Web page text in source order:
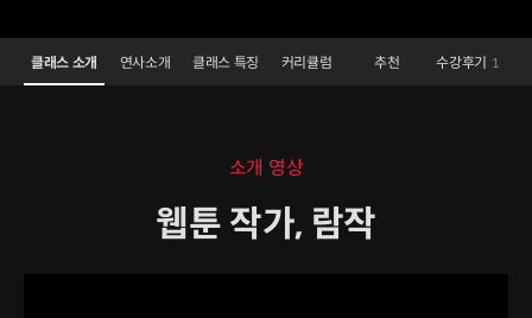
웹툰작가 람작 Details
Configuration Information Shortcuts
클래스 소개 연사소개 클래스 특징 커리큘럼 추천 수강후기 1
소개 영상
웹툰 작가, 람작